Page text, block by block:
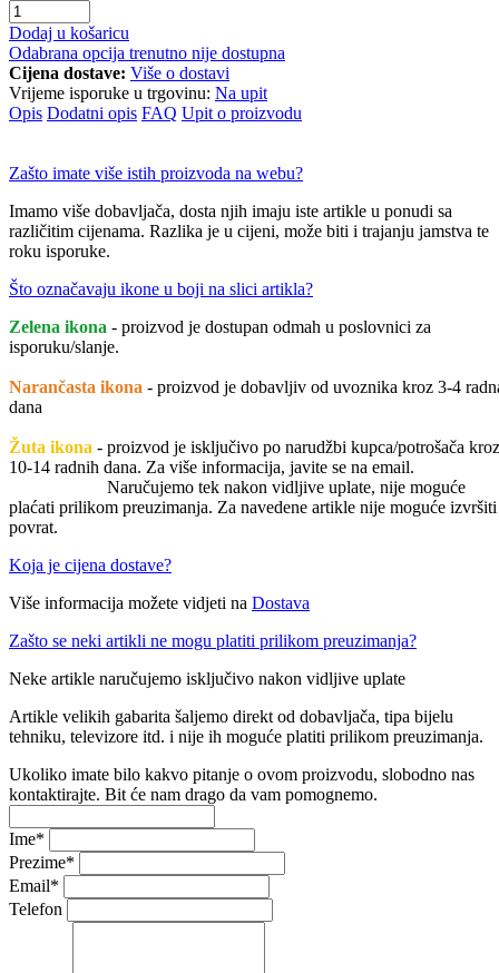
Dodaj u košaricu
Odabrana opcija trenutno nije dostupna
Cijena dostave: Više o dostavi
Vrijeme isporuke u trgovinu: Na upit
Opis Dodatni opis FAQ Upit o proizvodu
Zašto imate više istih proizvoda na webu?
Imamo više dobavljača, dosta njih imaju iste artikle u ponudi sa
različitim cijenama. Razlika je u cijeni, može biti i trajanju jamstva te
roku isporuke.
Što označavaju ikone u boji na slici artikla?
Zelena ikona - proizvod je dostupan odmah u poslovnici za
isporuku/slanje.
Narančasta ikona - proizvod je dobavljiv od uvoznika kroz 3-4
dana
Žuta ikona - proizvod je isključivo po narudžbi kupca/potrošača kroz
10-14 radnih dana. Za više informacija, javite se na email.
Naručujemo tek nakon vidljive uplate, nije moguće
plaćati prilikom preuzimanja. Za navedene artikle nije moguće izvršiti
povrat.
Koja je cijena dostave?
Više informacija možete vidjeti na Dostava
Zašto se neki artikli ne mogu platiti prilikom preuzimanja?
Neke artikle naručujemo isključivo nakon vidljive uplate
Artikle velikih gabarita šaljemo direkt od dobavljača, tipa bijelu
tehniku, televizore itd. i nije ih moguće platiti prilikom preuzimanja.
Ukoliko imate bilo kakvo pitanje o ovom proizvodu, slobodno nas
kontaktirajte. Bit će nam drago da vam pomognemo.
Ime*
Prezime*
Email*
Telefon